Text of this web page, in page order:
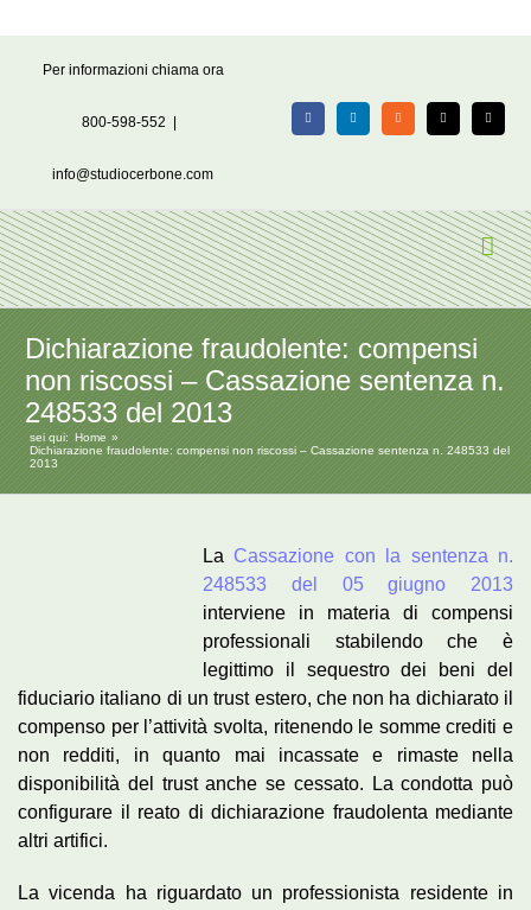
Per informazioni chiama ora
800-598-552
info@studiocerbone.com
FacebookLinkedIn Rss X Email
Dichiarazione fraudolente: compensi
non riscossi – Cassazione sentenza n.
248533 del 2013
sei qui:
Home
Dichiarazione fraudolente: compensi non riscossi – Cassazione sentenza n. 248533 del
2013
La Cassazione con la sentenza n.
248533 del 05 giugno 2013
interviene in materia di compensi
professionali stabilendo che è
legittimo il sequestro dei beni del
fiduciario italiano di un trust estero, che non ha dichiarato il
compenso per l’attività svolta, ritenendo le somme crediti e
non redditi, in quanto mai incassate e rimaste nella
disponibilità del trust anche se cessato. La condotta può
configurare il reato di dichiarazione fraudolenta mediante
altri artifici.
La vicenda ha riguardato un professionista residente in